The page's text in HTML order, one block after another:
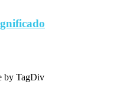
by TagDiv